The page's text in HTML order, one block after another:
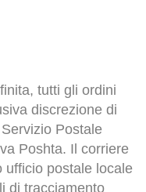
tutti gli ordini
discrezione di
Postale
Poshta. Il corriere
ufficio postale locale
di tracciamento